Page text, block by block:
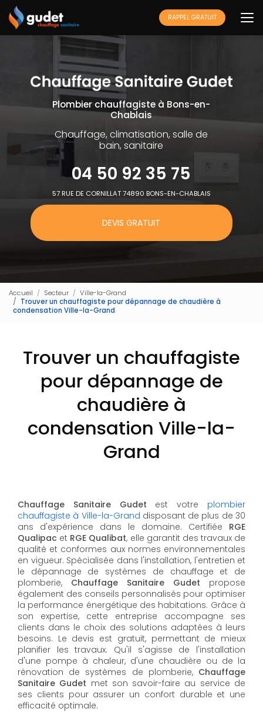
Aller
au
contenu
principal
RAPPEL GRATUIT
Plombier chauffagiste à Bons-en-
Chablais
Chauffage, climatisation, salle de
bain, sanitaire
04 50 92 35 75
57 RUE DE CORNILLAT 74890 BONS-EN-CHABLAIS
DEVIS GRATUIT
Accueil Secteur
Ville-la-Grand
Trouver un chauffagiste pour dépannage de chaudière à
condensation Ville-la-Grand
Trouver un chauffagiste
pour dépannage de
chaudière à
condensation Ville-la-
Grand
Chauffage Sanitaire Gudet est votre plombier
chauffagiste à Ville-la-Grand disposant de plus de 30
ans d'expérience dans le domaine. Certifiée RGE
Qualipac et RGE Qualibat, elle garantit des travaux de
qualité et conformes aux normes environnementales
en vigueur. Spécialisée dans l'installation, l'entretien et
le dépannage de systèmes de chauffage et de
plomberie, Chauffage Sanitaire Gudet propose
également des conseils personnalisés pour optimiser
la performance énergétique des habitations. Grâce à
son expertise, cette entreprise accompagne ses
clients dans le choix des solutions adaptées à leurs
besoins. Le devis est gratuit, permettant de mieux
planifier les travaux. Qu'il s'agisse de l'installation
d'une pompe à chaleur, d'une chaudière ou de la
rénovation de systèmes de plomberie,Chauffage
Sanitaire Gudet met son savoir-faire au service de
ses clients pour assurer un confort durable et une
efficacité optimale.